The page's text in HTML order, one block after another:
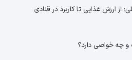
ارزش غذایی تا کاربرد در قنادی
چه خواصی دارد؟